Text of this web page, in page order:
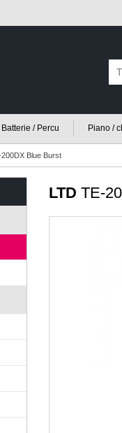
Batterie / Percu Piano /
200DX Blue Burst
LTD TE-